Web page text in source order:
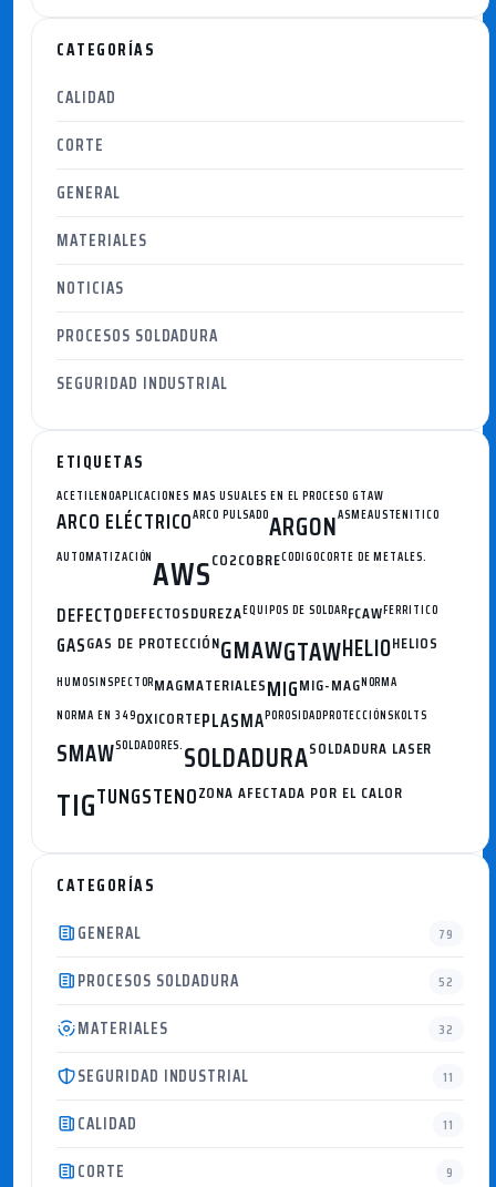
CATEGORÍAS
CALIDAD
CORTE
GENERAL
MATERIALES
NOTICIAS
PROCESOS SOLDADURA
SEGURIDAD INDUSTRIAL
ETIQUETAS
ACETILENOAPLICACIONES MAS USUALES EN EL PROCESO GTAW
ARCO ELÉCTRICOARCO PULSADOARGONASMEAUSTENITICO
AUTOMATIZACIÓNAWSCO2COBRECODIGOCORTE DE METALES.
DEFECTODEFECTOSDUREZAEQUIPOS DE SOLDARFCAWFERRITICO
GASGAS DE PROTECCIÓNGMAWGTAWHELIOHELIOS
HUMOSINSPECTORMAGMATERIALESMIGMIG-MAGNORMA
NORMA EN 349OXICORTEPLASMAPOROSIDADPROTECCIÓNSKOLTS
SMAWSOLDADORES.SOLDADURASOLDADURA LASER
TIGTUNGSTENOZONA AFECTADA POR EL CALOR
CATEGORÍAS
GENERAL
79
PROCESOS SOLDADURA 52
MATERIALES 32
SEGURIDAD INDUSTRIAL 11
CALIDAD 11
CORTE 9